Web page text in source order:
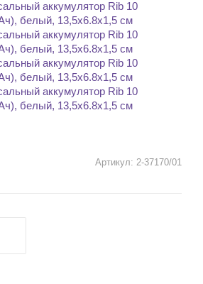
Артикул: 2-37170/01